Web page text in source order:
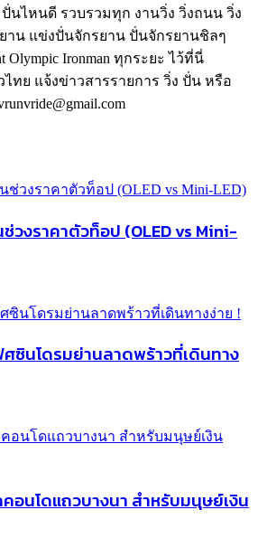
นไหนดี รวบรวมทุก งานวิ่ง วิ่งถนน วิ่ง
ยาน แข่งปั่นจักรยาน ปั่นจักรยานชิลๆ
Olympic Ironman ทุกระยะ ไว้ที่นี่
ทย แจ้งข่าวสารรายการ วิ่ง ปั่น หรือ
ช่วงราคาตัวท็อป (OLED vs Mini-
ซินโดรมย่านลาดพร้าวที่เดินทาง
คอนโดแถวบางนา สำหรับมนุษย์เงิน